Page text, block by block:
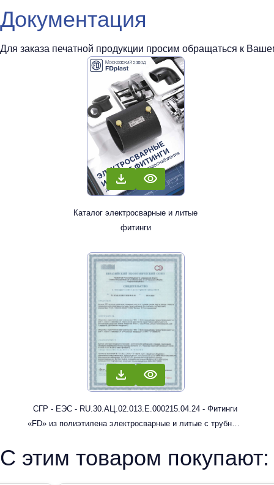
Документация
Для заказа печатной продукции просим обращаться к
Каталог электросварные и литые
фитинги
СГР - ЕЭС - RU.30.АЦ.02.013.Е.000215.04.24 - Фитинги
«FD» из полиэтилена электросварные и литые с трубным
С этим товаром покупают: